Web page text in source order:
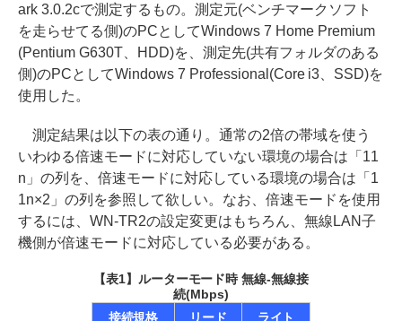
ark 3.0.2cで測定するもの。測定元(ベンチマークソフト
を走らせてる側)のPCとしてWindows 7 Home Premium
(Pentium G630T、HDD)を、測定先(共有フォルダのある
側)のPCとしてWindows 7 Professional(Core i3、SSD)を
使用した。
測定結果は以下の表の通り。通常の2倍の帯域を使う
いわゆる倍速モードに対応していない環境の場合は「11
n」の列を、倍速モードに対応している環境の場合は「1
1n×2」の列を参照して欲しい。なお、倍速モードを使用
するには、WN-TR2の設定変更はもちろん、無線LAN子
機側が倍速モードに対応している必要がある。
【表1】ルーターモード時 無線-無線接
続(Mbps)
接続規格
リード ライト